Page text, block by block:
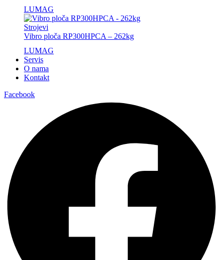
LUMAG
Strojevi
Vibro ploča RP300HPCA – 262kg
LUMAG
Servis
O nama
Kontakt
Facebook